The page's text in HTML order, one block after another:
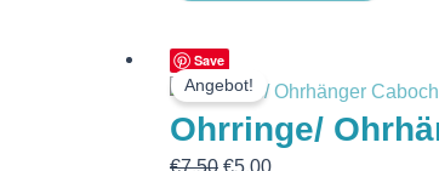
Save
Angebot!
Ohrringe/
€7,50
Ursprünglicher
Preis
war:
€5,00
Preis
ist:
€5,00.